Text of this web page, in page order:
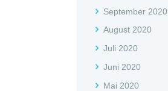
September 2020
August 2020
Juli 2020
Juni 2020
Mai 2020